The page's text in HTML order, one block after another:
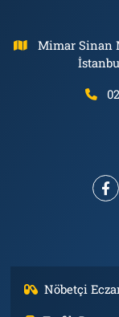
Mimar Sinan
Nöbetçi